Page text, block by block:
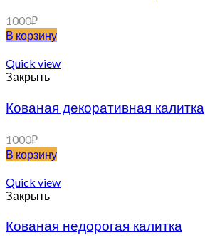
1000₽
В корзину
Quick view
Закрыть
Кованая декоративная калитка
1000₽
В корзину
Quick view
Закрыть
Кованая недорогая калитка